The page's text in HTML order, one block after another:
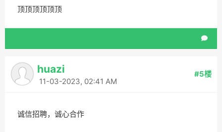
顶顶顶顶顶顶
huazi
11-03-2023, 02:41 AM
#5楼
诚信招聘，诚心合作